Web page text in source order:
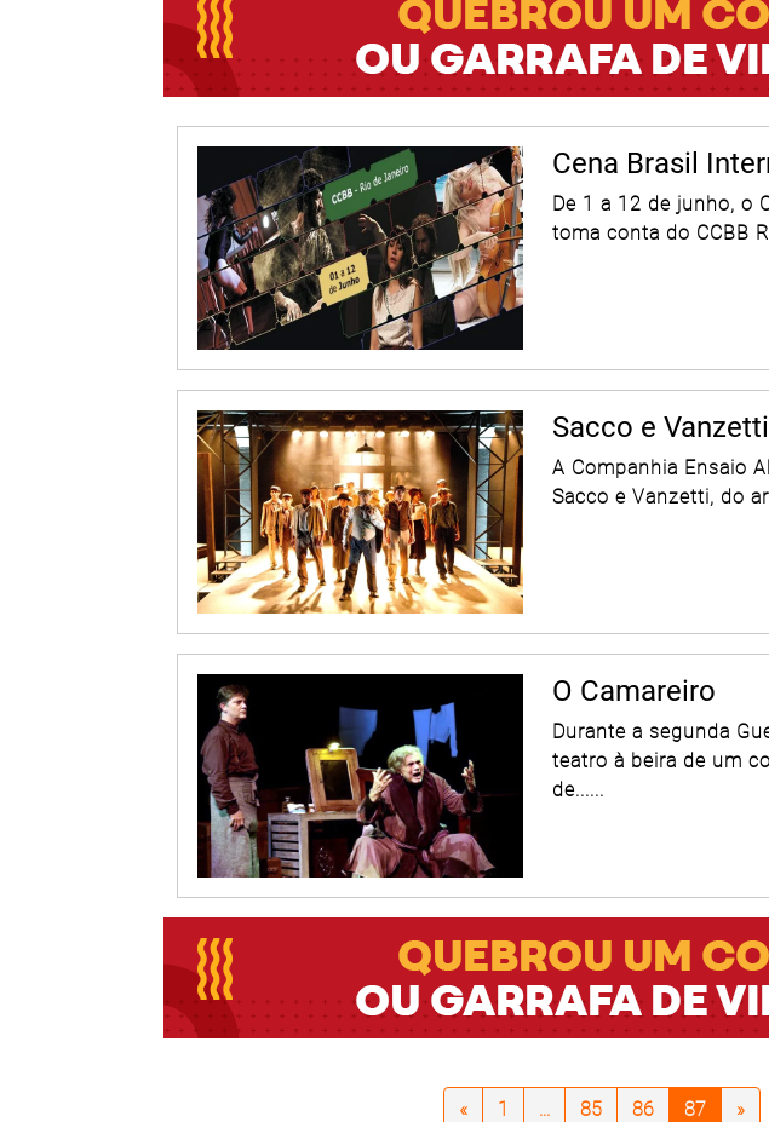
Cena Brasil
De 1 a 12 de junho, o
toma conta do CCBB
Sacco e Vanzetti
A Companhia Ensaio
Sacco e Vanzetti, do
O Camareiro
Durante a segunda
teatro à beira de um
de......
« 1 ... 85 86 87 »